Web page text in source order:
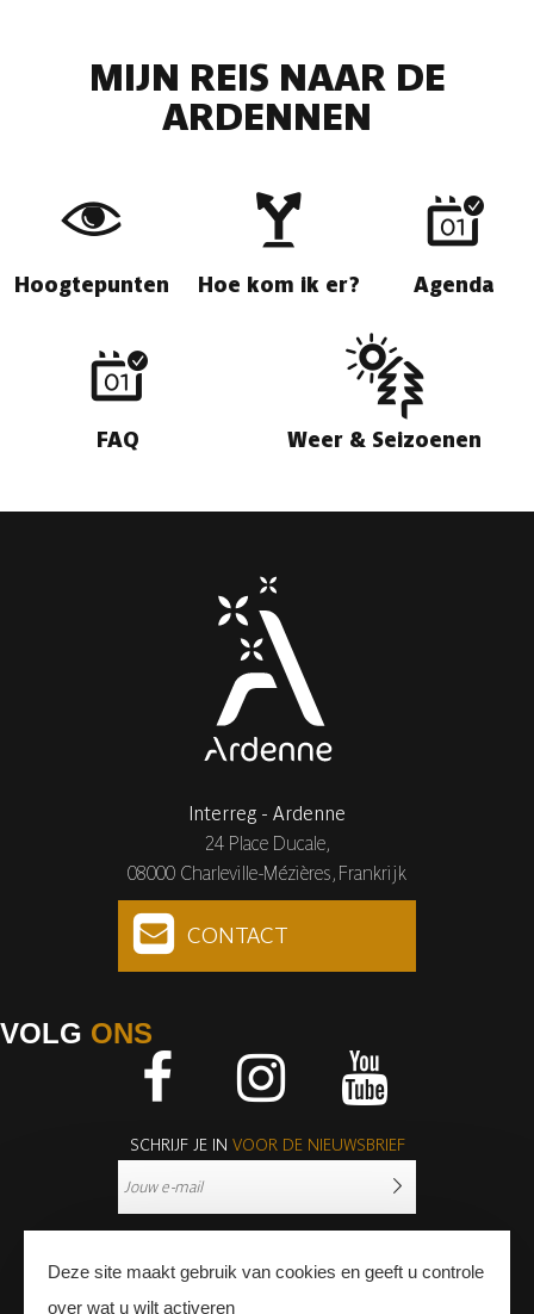
MIJN REIS NAAR DE
ARDENNEN
Hoogtepunten Hoe kom ik er? Agenda
FAQ Weer & Seizoenen
Interreg - Ardenne
24 Place Ducale,
08000 Charleville-Mézières, Frankrijk
CONTACT
VOLG ONS
SCHRIJF JE IN VOOR DE NIEUWSBRIEF
Deze site maakt gebruik van cookies en geeft u controle
over wat u wilt activeren